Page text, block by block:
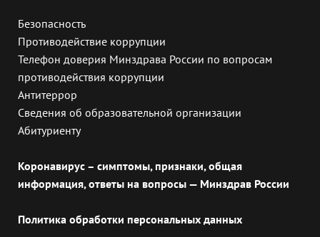
Безопасность
Противодействие коррупции
Телефон доверия Минздрава России по вопросам
противодействия коррупции
Антитеррор
Сведения об образовательной организации
Абитуриенту
Коронавирус – симптомы, признаки, общая
информация, ответы на вопросы — Минздрав России
Политика обработки персональных данных